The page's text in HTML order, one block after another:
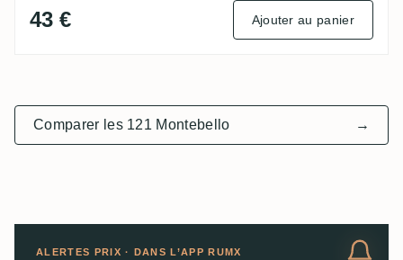
43 € Ajouter au panier
Comparer les 121 Montebello →
ALERTES PRIX · DANS L’APP RUMX